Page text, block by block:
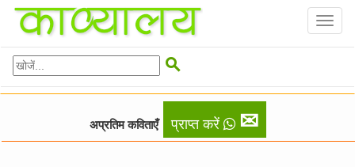

अप्रतिम कविताएँ प्राप्त करें ✉